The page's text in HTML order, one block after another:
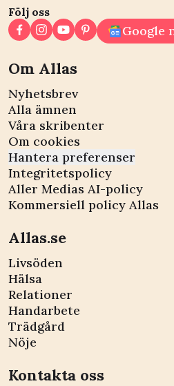
Följ oss
Google
Om Allas
Nyhetsbrev
Alla ämnen
Våra skribenter
Om cookies
Hantera preferenser
Integritetspolicy
Aller Medias AI-policy
Kommersiell policy Allas
Allas.se
Livsöden
Hälsa
Relationer
Handarbete
Trädgård
Nöje
Kontakta oss